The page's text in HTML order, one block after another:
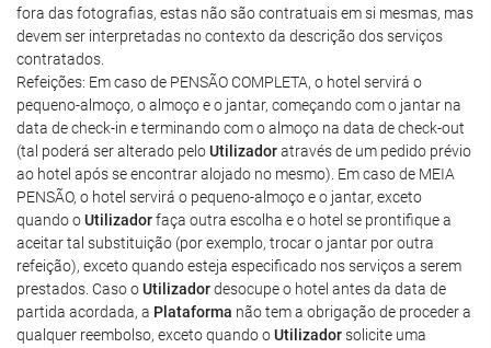
fora das fotografias, estas não são contratuais em si mesmas, mas
devem ser interpretadas no contexto da descrição dos serviços
contratados.
Refeições: Em caso de PENSÃO COMPLETA, o hotel servirá o
pequeno-almoço, o almoço e o jantar, começando com o jantar na
data de check-in e terminando com o almoço na data de check-out
(tal poderá ser alterado peloUtilizadoratravés de um pedido prévio
ao hotel após se encontrar alojado no mesmo). Em caso de MEIA
PENSÃO, o hotel servirá o pequeno-almoço e o jantar, exceto
quando oUtilizadorfaça outra escolha e o hotel se prontifique a
aceitar tal substituição (por exemplo, trocar o jantar por outra
refeição), exceto quando esteja especificado nos serviços a serem
prestados. Caso oUtilizadordesocupe o hotel antes da data de
partida acordada, a Plataforma não tem a obrigação de proceder a
qualquer reembolso, exceto quando oUtilizadorsolicite uma